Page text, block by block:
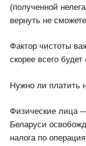
(полученной
вернуть не
Фактор чистоты
скорее всего
Нужно ли платить
Физические лица
Беларуси
налога по